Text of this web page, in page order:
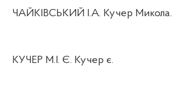
ЧАЙКІВСЬКИЙ І.А. Кучер Микола.
КУЧЕР М.І. Є. Кучер є.